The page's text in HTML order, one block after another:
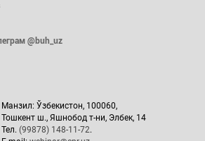
@buh_uz
Манзил: Ўзбекистон, 100060,
Тошкент ш., Яшнобод т-ни, Элбек, 14
Тел. (99878) 148-11-72.